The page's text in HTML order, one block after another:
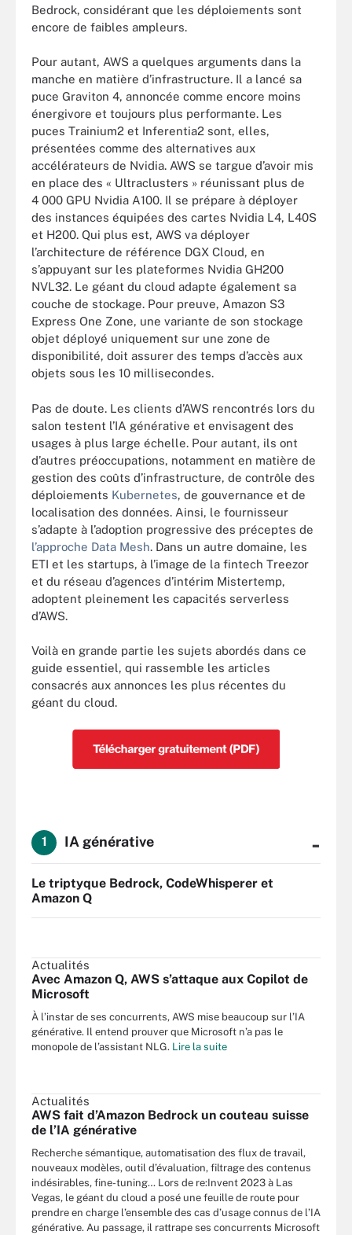
Bedrock, considérant que les déploiements sont
encore de faibles ampleurs.
Pour autant, AWS a quelques arguments dans la
manche en matière d’infrastructure. Il a lancé sa
puce Graviton 4, annoncée comme encore moins
énergivore et toujours plus performante. Les
puces Trainium2 et Inferentia2 sont, elles,
présentées comme des alternatives aux
accélérateurs de Nvidia. AWS se targue d’avoir mis
en place des « Ultraclusters » réunissant plus de
4 000 GPU Nvidia A100. Il se prépare à déployer
des instances équipées des cartes Nvidia L4, L40S
et H200. Qui plus est, AWS va déployer
l’architecture de référence DGX Cloud, en
s’appuyant sur les plateformes Nvidia GH200
NVL32. Le géant du cloud adapte également sa
couche de stockage. Pour preuve, Amazon S3
Express One Zone, une variante de son stockage
objet déployé uniquement sur une zone de
disponibilité, doit assurer des temps d’accès aux
objets sous les 10 millisecondes.
Pas de doute. Les clients d’AWS rencontrés lors du
salon testent l’IA générative et envisagent des
usages à plus large échelle. Pour autant, ils ont
d’autres préoccupations, notamment en matière de
gestion des coûts d’infrastructure, de contrôle des
déploiements Kubernetes, de gouvernance et de
localisation des données. Ainsi, le fournisseur
s’adapte à l’adoption progressive des préceptes de
l’approche Data Mesh. Dans un autre domaine, les
ETI et les startups, à l’image de la fintech Treezor
et du réseau d’agences d’intérim Mistertemp,
adoptent pleinement les capacités serverless
d’AWS.
Voilà en grande partie les sujets abordés dans ce
guide essentiel, qui rassemble les articles
consacrés aux annonces les plus récentes du
géant du cloud.
1 IA générative -
Le triptyque Bedrock, CodeWhisperer et
Amazon Q
Actualités
Avec Amazon Q, AWS s’attaque aux Copilot de
Microsoft
À l’instar de ses concurrents, AWS mise beaucoup sur l’IA
générative. Il entend prouver que Microsoft n’a pas le
monopole de l’assistant NLG. Lire la suite
Actualités
AWS fait d’Amazon Bedrock un couteau suisse
de l’IA générative
Recherche sémantique, automatisation des flux de travail,
nouveaux modèles, outil d’évaluation, filtrage des contenus
indésirables, fine-tuning… Lors de re:Invent 2023 à Las
Vegas, le géant du cloud a posé une feuille de route pour
prendre en charge l’ensemble des cas d’usage connus de l’IA
générative. Au passage, il rattrape ses concurrents Microsoft